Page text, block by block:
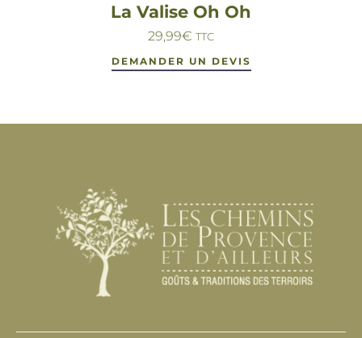
La Valise Oh Oh
29,99€ TTC
DEMANDER UN DEVIS